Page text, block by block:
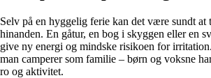
Selv på en hyggelig ferie kan det være sundt at
hinanden. En gåtur, en bog i skyggen eller en
give ny energi og mindske risikoen for
man camperer som familie – børn og voksne
ro og aktivitet.